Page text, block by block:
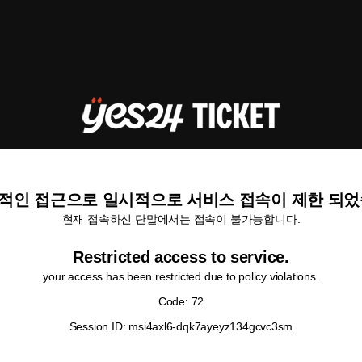
인 접근으로 일시적으로 서비스 접속이 제한 되
현재 접속하신 단말에서는 접속이 불가능합니다.
Restricted access to service.
your access has been restricted due to policy violations.
Code: 72
Session ID: msi4axl6-dqk7ayeyz134gcvc3sm